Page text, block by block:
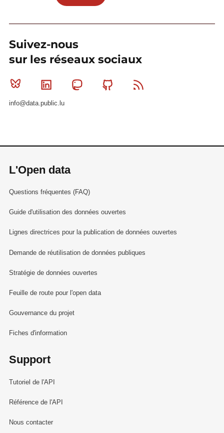
Suivez-nous
sur les réseaux sociaux
Bluesky Linkedin MastodonGithub
info@data.public.lu
L'Open data
Questions fréquentes (FAQ)
Guide d'utilisation des données ouvertes
Lignes directrices pour la publication de données ouvertes
Demande de réutilisation de données publiques
Stratégie de données ouvertes
Feuille de route pour l'open data
Gouvernance du projet
Fiches d'information
Support
Tutoriel de l'API
Référence de l'API
Nous contacter